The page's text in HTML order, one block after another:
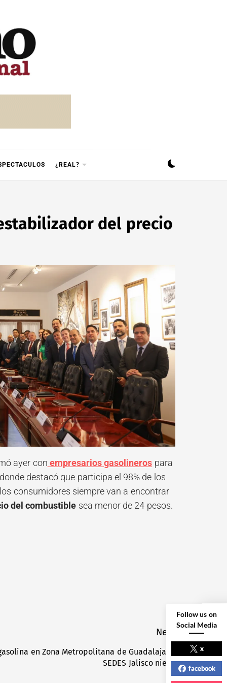
¿REAL?
del precio
ayer con empresarios gasolineros para
destacó que participa el 98% de los
consumidores siempre van a encontrar
del combustible sea menor de 24 pesos.
Next
Next
post:
en Zona Metropolitana de Guadalajara;
SEDES Jalisco niega
NEXT POST
Follow us on
Social Media
x
facebook